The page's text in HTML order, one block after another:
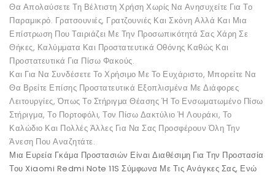
Θα Απολαύσετε Τη Βέλτιστη Χρήση Χωρίς Να Ανησυχείτε Για Το
Παραμικρό. Γρατσουνιές, Γρατζουνιές Και Σκόνη Αλλά Και Μια
Επίστρωση Που Ταιριάζει Με Την Προσωπικότητά Σας Χάρη Σε
Θήκες, Καλύμματα Και Προστατευτικά Οθόνης Καθώς Και
Προστατευτικά Για Πίσω Φακούς.
Και Για Να Συνδέσετε Το Χρήσιμο Με Το Ευχάριστο, Μπορείτε Να
Θα Βρείτε Επίσης Προστατευτικά Εξοπλισμένα Με Διάφορες
Λειτουργίες, Όπως Το Στήριγμα Θέασης Ή Το Ενσωματωμένο Πίσω
Στήριγμα, Το Πορτοφόλι, Τον Πίσω Δακτύλιο Ή Λουράκι, Το
Καλώδιο Και Πολλές Άλλες Για Να Σας Προσφέρουν Όλη Την
Άνεση Που Αναζητάτε.
Μια Ευρεία Γκάμα Προστασιών Είναι Διαθέσιμη Για Την Προστασία
Του Xiaomi Redmi Note 11S Σύμφωνα Με Τις Ανάγκες Σας, Ενώ